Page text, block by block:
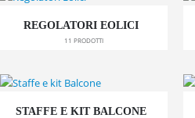
REGOLATORI EOLICI
11 PRODOTTI
STAFFE E KIT BALCONE